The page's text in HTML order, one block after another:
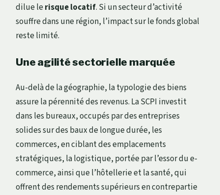
dilue lerisque locatif. Si un secteur d’activité
souffre dans une région, l’impact sur le fonds global
reste limité.
Une agilité sectorielle marquée
Au-delà de la géographie, la typologie des biens
assure la pérennité des revenus. La SCPI investit
dans les bureaux, occupés par des entreprises
solides sur des baux de longue durée, les
commerces, en ciblant des emplacements
stratégiques, la logistique, portée par l’essor du e-
commerce, ainsi que l’hôtellerie et la santé, qui
offrent des rendements supérieurs en contrepartie